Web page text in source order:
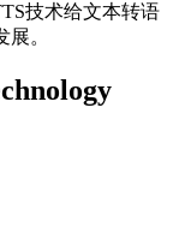
技术给文本转语
。